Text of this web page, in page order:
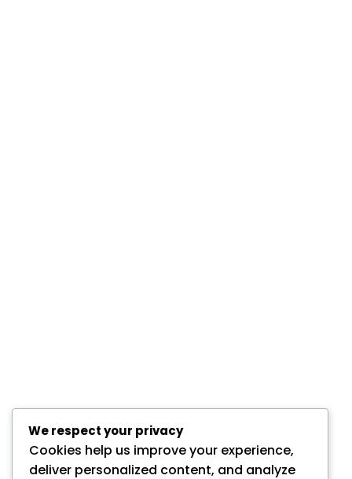
We respect your privacy
Cookies help us improve your experience,
deliver personalized content, and analyze